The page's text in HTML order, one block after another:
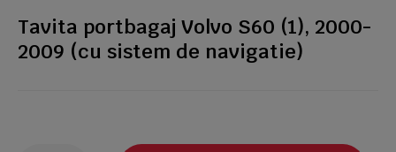
Tavita portbagaj Volvo S60 (1), 2000-
2009 (cu sistem de navigatie)